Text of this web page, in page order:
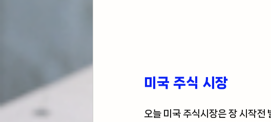
미국 주식 시장
오늘 미국 주식시장은 장 시작